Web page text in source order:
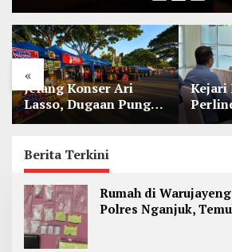
«
Jelang Konser Ari
Lasso, Dugaan Pungli
Lapak UMKM di Hari
Kejari
Anak
Berita Terkini
B
e
r
i
t
Rumah di
Polres Nganjuk,